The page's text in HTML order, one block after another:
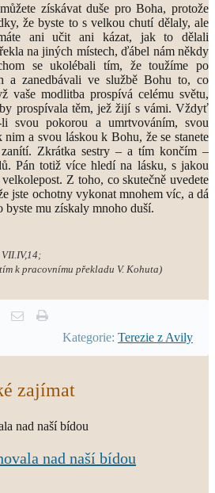
získávat duše pro Boha, protože
že byste to s velkou chutí dělaly, ale
ani učit ani kázat, jak to dělali
na jiných místech, ďábel nám někdy
se ukolébali tím, že toužíme po
a zanedbávali ve službě Bohu to, co
vaše modlitba prospívá celému světu,
prospívala těm, jež žijí s vámi. Vždyť
svou pokorou a umrtvováním, svou
nim a svou láskou k Bohu, že se stanete
Zkrátka sestry – a tím končím –
Pán totiž více hledí na lásku, s jakou
Z toho, co skutečně uvedete
jste ochotny vykonat mnohem víc, a dá
byste mu získaly mnoho duší.
k pracovnímu překladu V. Kohuta)
Kategorie: Terezie z Avily
zajímat
nad naší bídou